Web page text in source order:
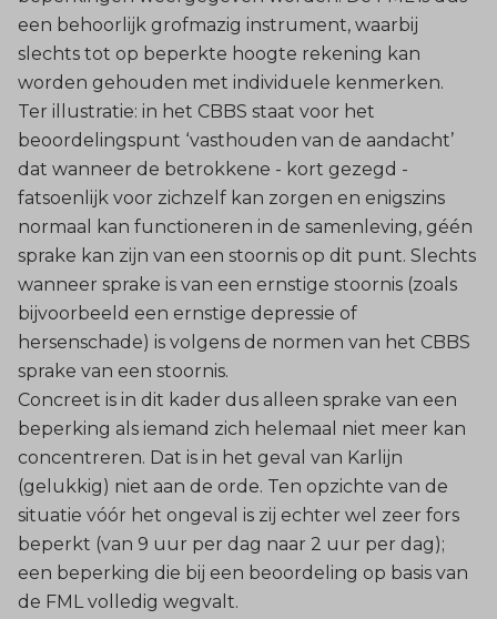
een behoorlijk grofmazig instrument, waarbij
slechts tot op beperkte hoogte rekening kan
worden gehouden met individuele kenmerken.
Ter illustratie: in het CBBS staat voor het
beoordelingspunt ‘vasthouden van de aandacht’
dat wanneer de betrokkene - kort gezegd -
fatsoenlijk voor zichzelf kan zorgen en enigszins
normaal kan functioneren in de samenleving, géén
sprake kan zijn van een stoornis op dit punt. Slechts
wanneer sprake is van een ernstige stoornis (zoals
bijvoorbeeld een ernstige depressie of
hersenschade) is volgens de normen van het CBBS
sprake van een stoornis.
Concreet is in dit kader dus alleen sprake van een
beperking als iemand zich helemaal niet meer kan
concentreren. Dat is in het geval van Karlijn
(gelukkig) niet aan de orde. Ten opzichte van de
situatie vóór het ongeval is zij echter wel zeer fors
beperkt (van 9 uur per dag naar 2 uur per dag);
een beperking die bij een beoordeling op basis van
de FML volledig wegvalt.